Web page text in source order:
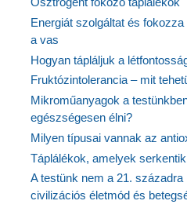
Energiát szolgáltat és
a vas
Hogyan tápláljuk a
Fruktózintolerancia – mit
Mikroműanyagok a
egészségesen élni?
Milyen típusai vannak az
Táplálékok, amelyek
A testünk nem a 21. századra
civilizációs életmód és